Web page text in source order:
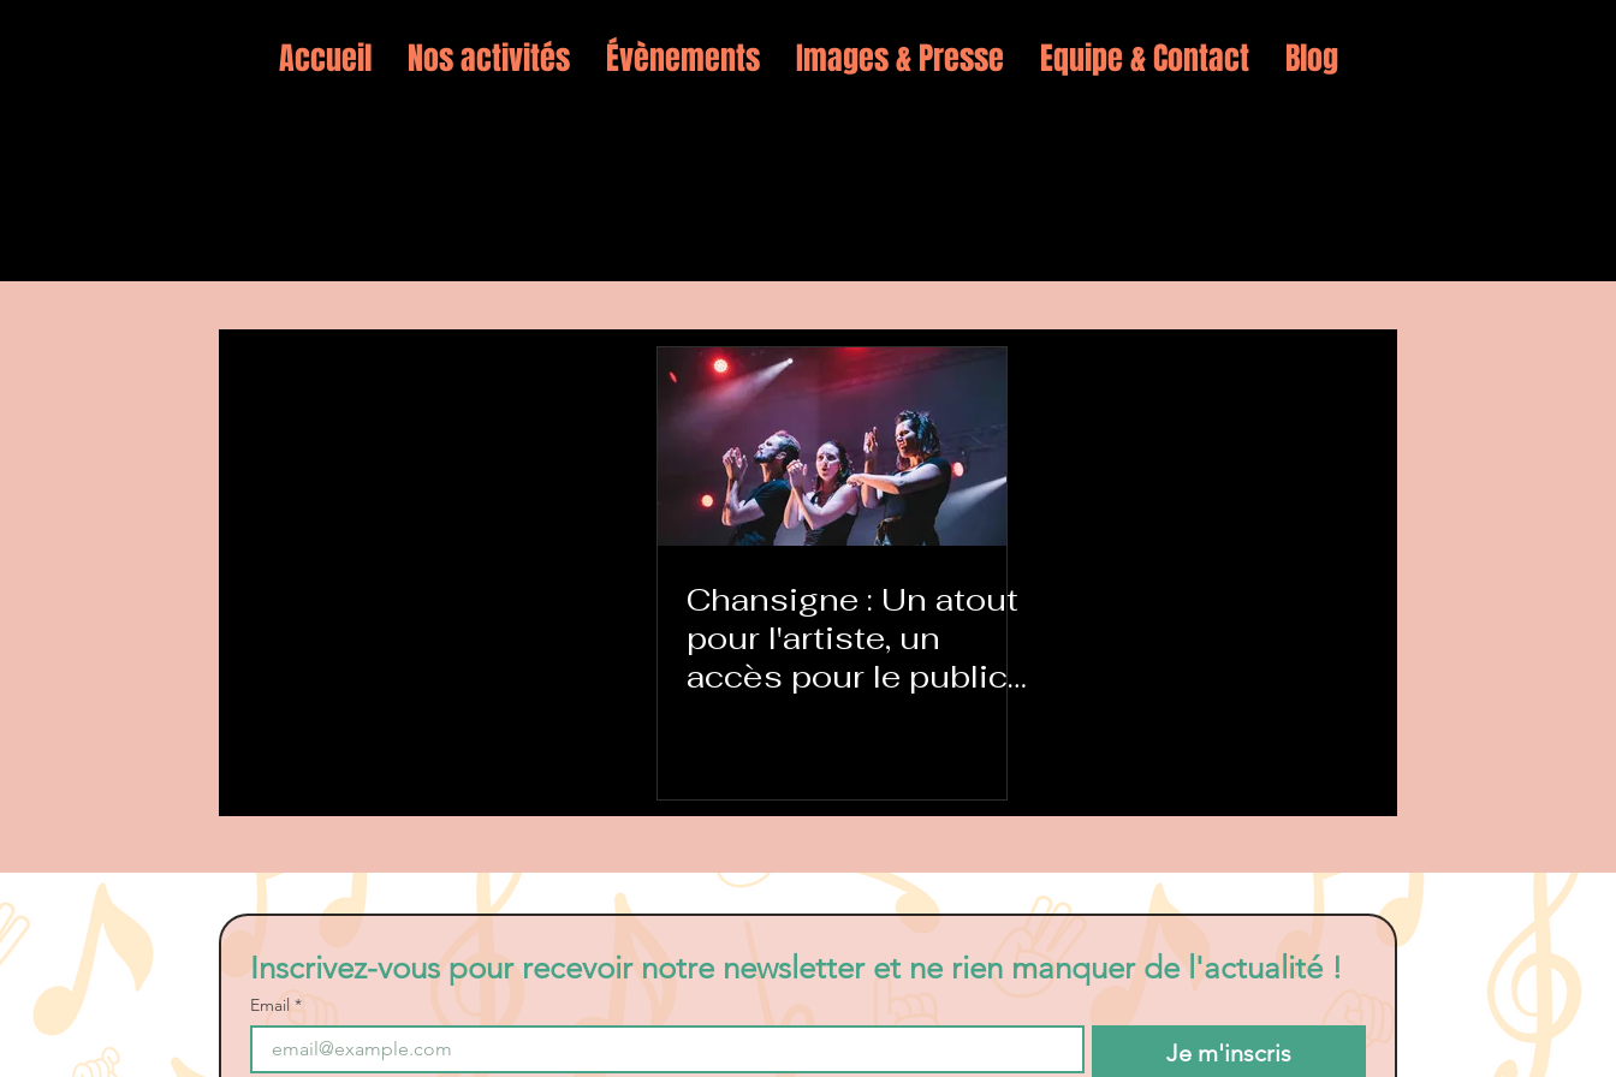
Accueil Nos activités Évènements Images & Presse Equipe & Contact Blog
Chansigne : Un atout
pour l'artiste, un
accès pour le public
Inscrivez-vous pour recevoir notre newsletter et ne rien manquer de l'actualité !
Email *
Je m'inscris